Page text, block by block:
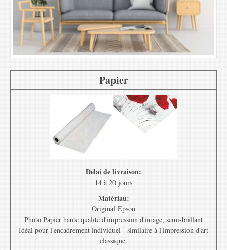
Papier
Délai de livraison:
14 à 20 jours
Matériau:
Original Epson
Photo Papier haute qualité d'impression d'image, semi-brillant
Idéal pour l'encadrement individuel - similaire à l'impression d'art
classique.